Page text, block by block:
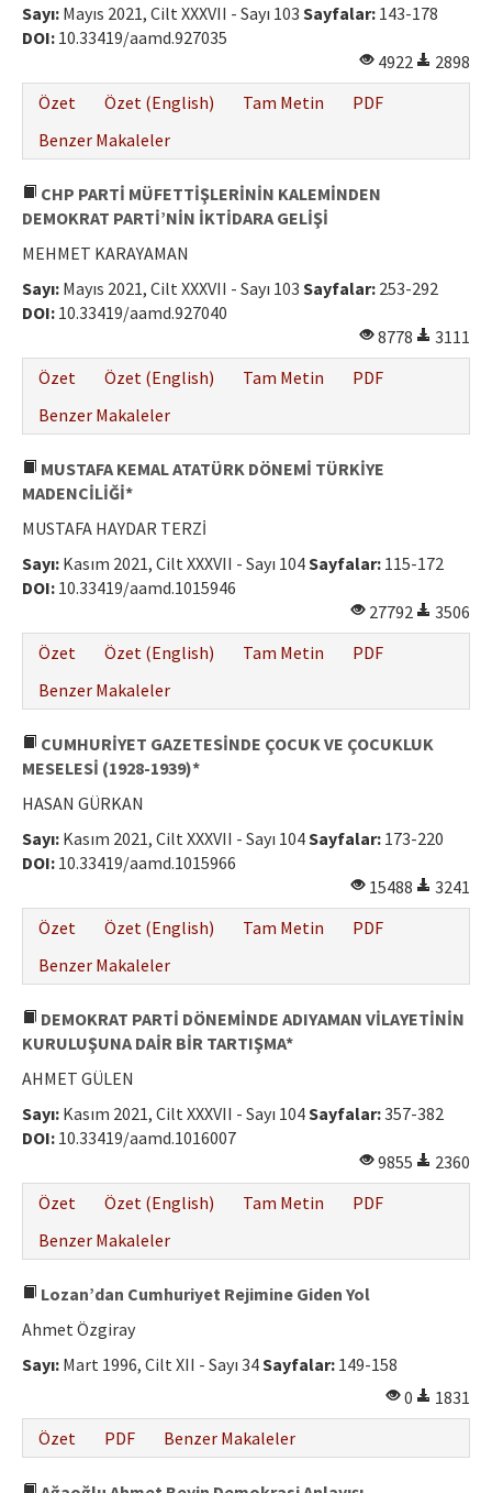
Sayı: Mayıs 2021, Cilt XXXVII - Sayı 103 Sayfalar: 143-178
DOI: 10.33419/aamd.927035
4922
2898
Özet
Özet (English) Tam Metin
PDF
Benzer Makaleler
CHP PARTİ MÜFETTİŞLERİNİN KALEMİNDEN
DEMOKRAT PARTİ’NİN İKTİDARA GELİŞİ
MEHMET KARAYAMAN
Sayı: Mayıs 2021, Cilt XXXVII - Sayı 103 Sayfalar: 253-292
DOI: 10.33419/aamd.927040
8778
3111
Özet
Özet (English) Tam Metin
PDF
Benzer Makaleler
MUSTAFA KEMAL ATATÜRK DÖNEMİ TÜRKİYE
MADENCİLİĞİ*
MUSTAFA HAYDAR TERZİ
Sayı: Kasım 2021, Cilt XXXVII - Sayı 104Sayfalar: 115-172
DOI: 10.33419/aamd.1015946
27792
3506
Özet
Özet (English) Tam Metin
PDF
Benzer Makaleler
CUMHURİYET GAZETESİNDE ÇOCUK VE ÇOCUKLUK
MESELESİ (1928-1939)*
HASAN GÜRKAN
Sayı: Kasım 2021, Cilt XXXVII - Sayı 104Sayfalar: 173-220
DOI: 10.33419/aamd.1015966
15488
3241
Özet
Özet (English) Tam Metin
PDF
Benzer Makaleler
DEMOKRAT PARTİ DÖNEMİNDE ADIYAMAN VİLAYETİNİN
KURULUŞUNA DAİR BİR TARTIŞMA*
AHMET GÜLEN
Sayı: Kasım 2021, Cilt XXXVII - Sayı 104Sayfalar:357-382
DOI: 10.33419/aamd.1016007
9855
2360
Özet
Özet (English) Tam Metin
PDF
Benzer Makaleler
Lozan’dan Cumhuriyet Rejimine Giden Yol
Ahmet Özgiray
Sayı: Mart 1996, Cilt XII - Sayı 34Sayfalar: 149-158
0
1831
Özet
PDF Benzer Makaleler